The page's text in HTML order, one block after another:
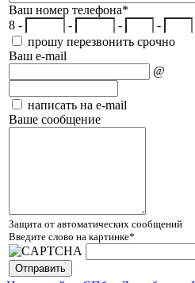
Ваш номер телефона*
8 -
- -
-
прошу перезвонить срочно
Ваш e-mail
@
написать на e-mail
Ваше сообщение
Защита от автоматических сообщений
Введите слово на картинке*